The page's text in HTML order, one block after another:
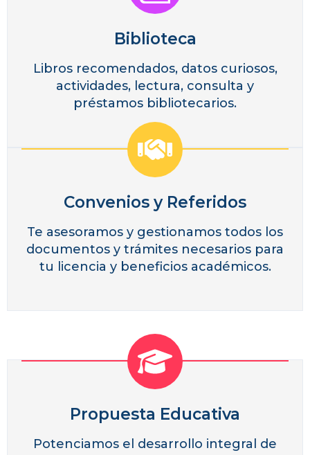
Biblioteca
Libros recomendados, datos curiosos,
actividades, lectura, consulta y
préstamos bibliotecarios.
Convenios y Referidos
Te asesoramos y gestionamos todos los
documentos y trámites necesarios para
tu licencia y beneficios académicos.
Propuesta Educativa
Potenciamos el desarrollo integral de